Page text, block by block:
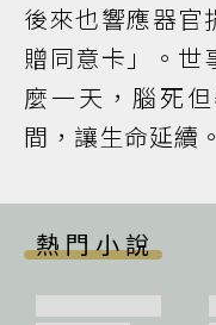
後來也響應器官
贈同意卡」。世
麼一天，腦死
間，讓生命延續。
熱門小說